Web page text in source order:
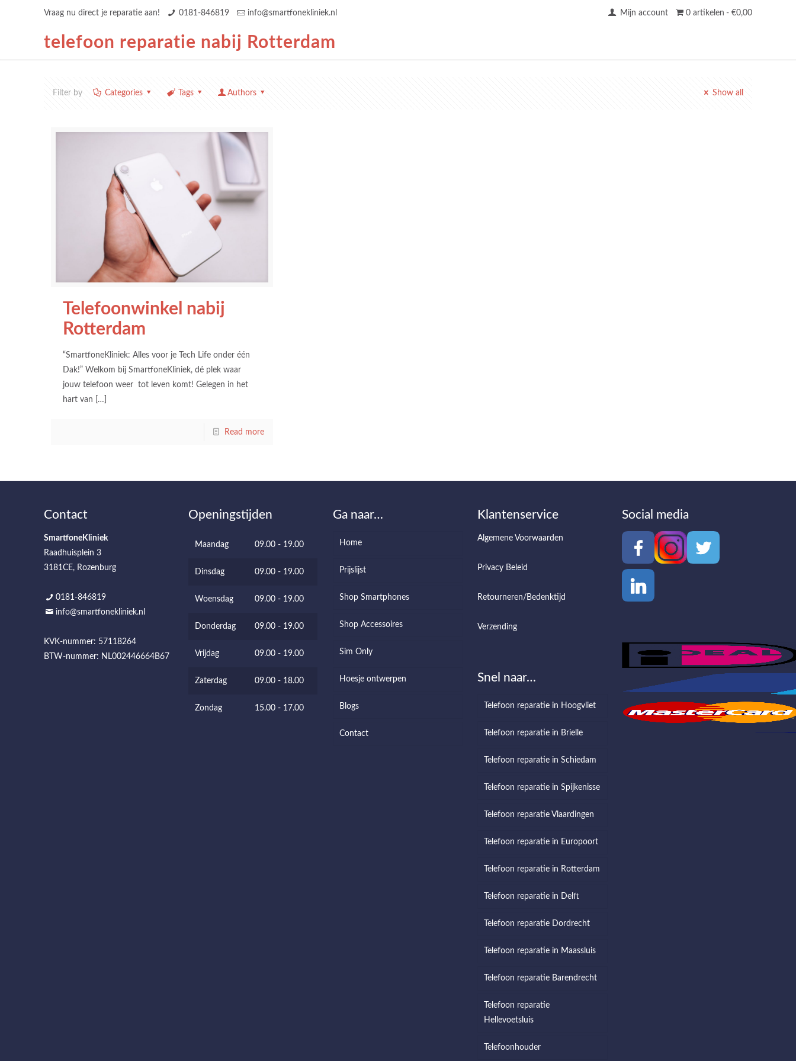
Vraag nu direct je reparatie aan! 0181-846819 info@smartfonekliniek.nl Mijn account 0 artikelen €0,00
telefoon reparatie nabij Rotterdam
Filter by Categories Tags Authors Show all
Telefoonwinkel nabij
Rotterdam
“SmartfoneKliniek: Alles voor je Tech Life onder één
Dak!” Welkom bij SmartfoneKliniek, dé plek waar
jouw telefoon weer tot leven komt! Gelegen in het
hart van […]
Read more
Contact
SmartfoneKliniek
Raadhuisplein 3
3181CE, Rozenburg
0181-846819
info@smartfonekliniek.nl
KVK-nummer: 57118264
BTW-nummer: NL002446664B67
Openingstijden
Maandag 09.00 - 19.00
Dinsdag 09.00 - 19.00
Woensdag 09.00 - 19.00
Donderdag 09.00 - 19.00
Vrijdag 09.00 - 19.00
Zaterdag 09.00 - 18.00
Zondag 15.00 - 17.00
Ga naar…
Home
Prijslijst
Shop Smartphones
Shop Accessoires
Sim Only
Hoesje ontwerpen
Blogs
Contact
Klantenservice
Algemene Voorwaarden
Privacy Beleid
Retourneren/Bedenktijd
Verzending
Snel naar…
Telefoon reparatie in Hoogvliet
Telefoon reparatie in Brielle
Telefoon reparatie in Schiedam
Telefoon reparatie in Spijkenisse
Telefoon reparatie Vlaardingen
Telefoon reparatie in Europoort
Telefoon reparatie in Rotterdam
Telefoon reparatie in Delft
Telefoon reparatie Dordrecht
Telefoon reparatie in Maassluis
Telefoon reparatie Barendrecht
Telefoon reparatie
Hellevoetsluis
Telefoonhouder
Social media